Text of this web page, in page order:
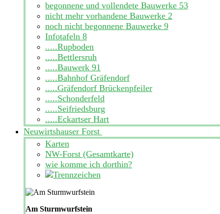
begonnene und vollendete Bauwerke 53
nicht mehr vorhandene Bauwerke 2
noch nicht begonnene Bauwerke 9
Infotafeln 8
.....Rupboden
.....Bettlersruh
.....Bauwerk 91
.....Bahnhof Gräfendorf
.....Gräfendorf Brückenpfeiler
.....Schonderfeld
.....Seifriedsburg
.....Eckartser Hart
Neuwirtshauser Forst
Karten
NW-Forst (Gesamtkarte)
wie komme ich dorthin?
Am Sturmwurfstein